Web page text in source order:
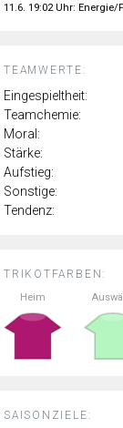
TRIKOTFARBEN:
Heim
SAISONZIELE:
TEAMWERTE:
Eingespieltheit:
Teamchemie:
Moral:
Stärke:
Aufstieg:
Sonstige:
Tendenz:
11.6. 19:02 Uhr: Energie/